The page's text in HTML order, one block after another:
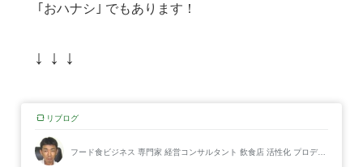
｢おハナシ｣ でもあります！
↓ ↓ ↓